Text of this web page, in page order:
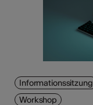
Informationssitzung
Workshop